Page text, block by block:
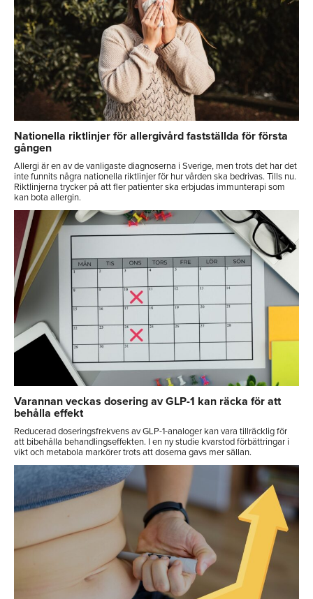
Nationella riktlinjer för allergivård fastställda för första
gången
Allergi är en av de vanligaste diagnoserna i Sverige, men trots det har det
inte funnits några nationella riktlinjer för hur vården ska bedrivas. Tills nu.
Riktlinjerna trycker på att fler patienter ska erbjudas immunterapi som
kan bota allergin.
Varannan veckas dosering av GLP-1 kan räcka för att
behålla effekt
Reducerad doseringsfrekvens av GLP-1-analoger kan vara tillräcklig för
att bibehålla behandlingseffekten. I en ny studie kvarstod förbättringar i
vikt och metabola markörer trots att doserna gavs mer sällan.